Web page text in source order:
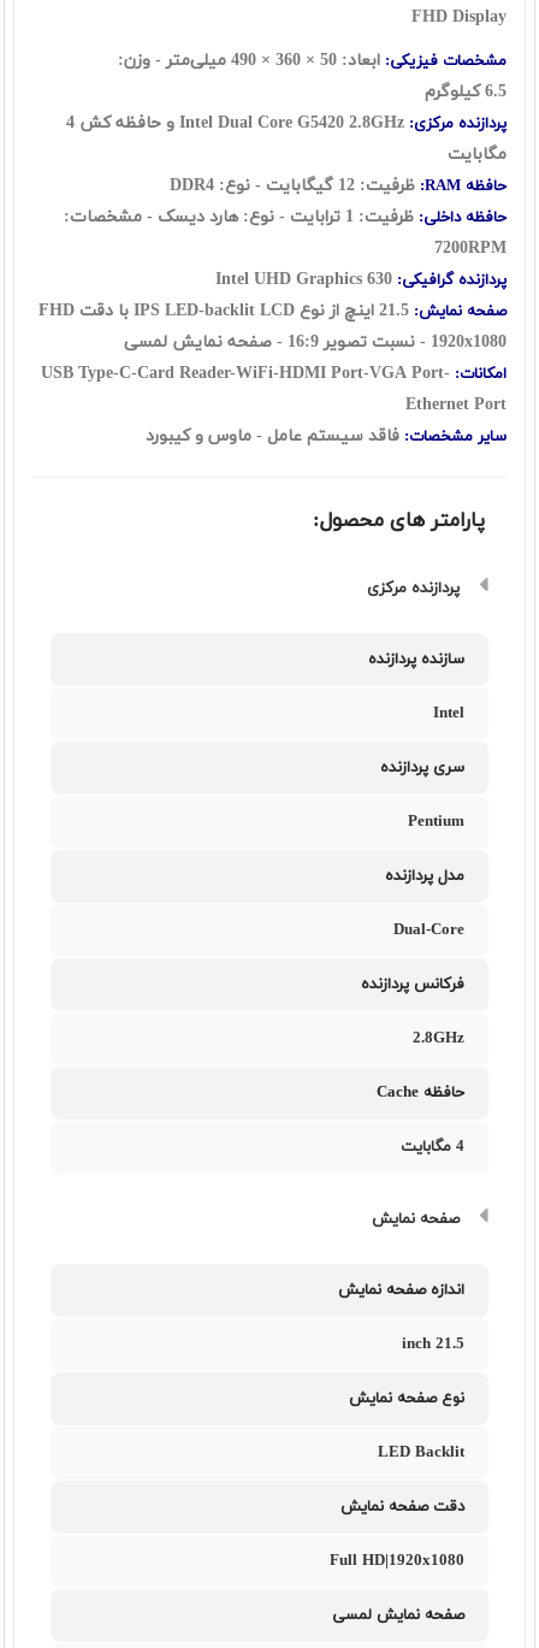
FHD Display
مشخصات فیزیکی:
ابعاد: 50 × 360 × 490 میلی‌متر - وزن:
6.5 کیلوگرم
پردازنده مرکزی:
Intel Dual Core G5420 2.8GHz و حافظه کش 4
مگابایت
حافظه RAM: ظرفیت: 12 گیگابایت - نوع: DDR4
حافظه داخلی:
ظرفیت: 1 ترابایت - نوع: هارد دیسک - مشخصات:
7200RPM
پردازنده گرافیکی: UHD Graphics 630
صفحه نمایش:
21.5 اینچ از نوع IPS LED-backlit LCD با دقت FHD
1920x1080 - نسبت تصویر 16:9 - صفحه نمایش لمسی
امکانات: USB Type-C-Card Reader-WiFi-HDMI Port-VGA Port-
Ethernet Port
سایر مشخصات: فاقد سیستم عامل - ماوس و کیبورد
پارامتر های محصول:
پردازنده مرکزی
سازنده پردازنده
Intel
سری پردازنده
Pentium
مدل پردازنده
Dual-Core
فرکانس پردازنده
2.8GHz
حافظه Cache
4 مگابایت
صفحه نمایش
اندازه صفحه نمایش
21.5 inch
نوع صفحه نمایش
LED Backlit
دقت صفحه نمایش
Full HD|1920x1080
صفحه نمایش لمسی